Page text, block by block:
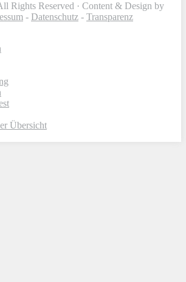
Rights Reserved · Content & Design by
- Datenschutz - Transparenz
Übersicht